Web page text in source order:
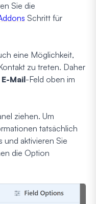
Sie die
Schritt für
eine Möglichkeit,
zu treten. Daher
E-Mail-Feld oben im
ziehen. Um
tatsächlich
und aktivieren Sie
die Option